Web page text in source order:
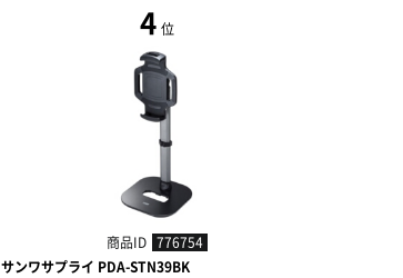
4 位
商品ID 776754
サンワサプライ PDA-STN39BK